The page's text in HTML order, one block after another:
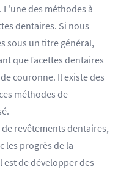
des méthodes à
dentaires. Si nous
sous un titre général,
que facettes dentaires
couronne. Il existe des
méthodes de
revêtements dentaires,
les progrès de la
de développer des